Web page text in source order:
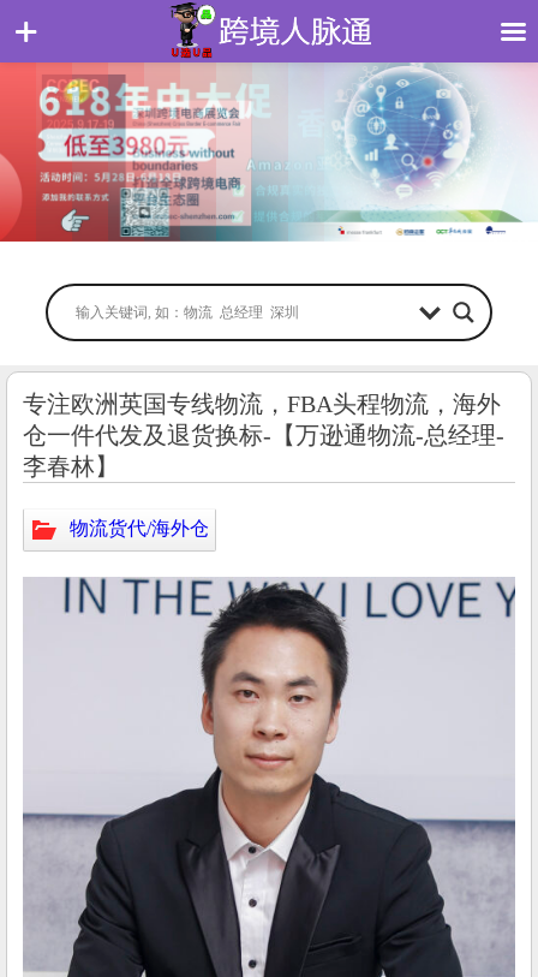
专注欧洲英国专线物流，FBA头程物流，海外
仓一件代发及退货换标-【万逊通物流-总经理-
李春林】
物流货代/海外仓